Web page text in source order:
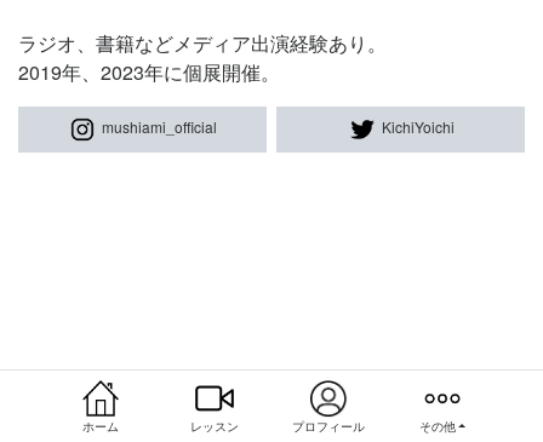
ラジオ、書籍などメディア出演経験あり。
2019年、2023年に個展開催。
mushiami_official KichiYoichi
ホーム レッスン プロフィール その他